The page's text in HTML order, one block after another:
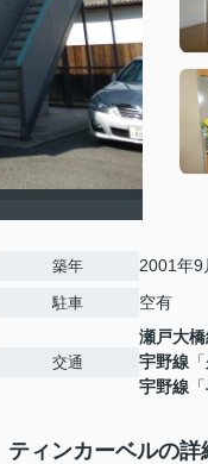
築年 2001年9
駐車 空有
交通
瀬戸大
宇野線 「
宇野線 「
ティンカーベルの詳